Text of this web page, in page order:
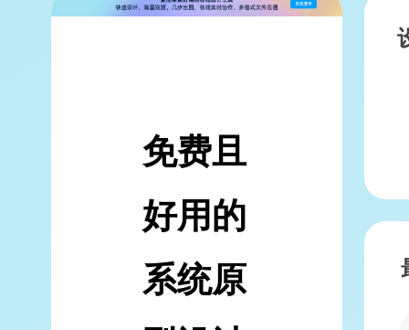
免费且
好用的
系统原